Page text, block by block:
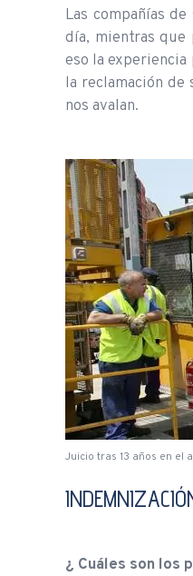
Las compañías
día, mientras que
eso la
la reclamación
nos avalan.
Juicio tras 13 años en el
¿ Cuáles son los